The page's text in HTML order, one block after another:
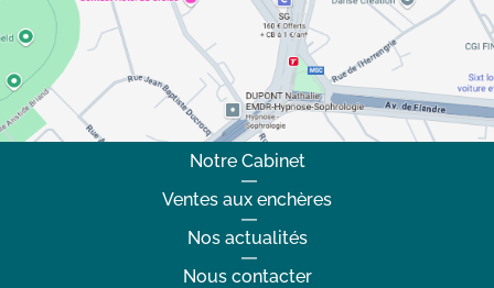
Notre Cabinet
Ventes aux enchères
Nos actualités
Nous contacter